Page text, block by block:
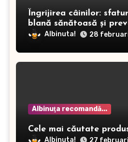
Îngrijirea câinilor:
blană sănătoasă și
dermatitei
Albinuta! 28
Albinuţa recomandă...
Cele mai căutate
Albinuta!